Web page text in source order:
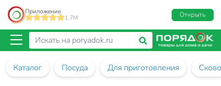
Приложение
1.7M
Открыть
Каталог Посуда Для приготовления